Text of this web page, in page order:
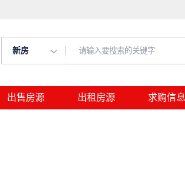
新房
出售房源 出租房源 求购信息